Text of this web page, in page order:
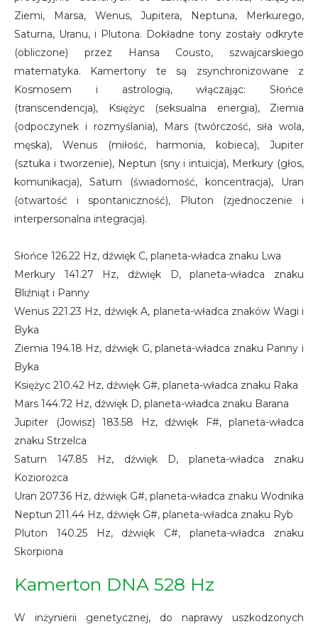
Ziemi, Marsa, Wenus, Jupitera, Neptuna, Merkurego,
Saturna, Uranu, i Plutona. Dokładne tony zostały odkryte
(obliczone) przez Hansa Cousto, szwajcarskiego
matematyka. Kamertony te są zsynchronizowane z
Kosmosem i astrologią, włączając: Słońce
(transcendencja), Księżyc (seksualna energia), Ziemia
(odpoczynek i rozmyślania), Mars (twórczość, siła wola,
męska), Wenus (miłość, harmonia, kobieca), Jupiter
(sztuka i tworzenie), Neptun (sny i intuicja), Merkury (głos,
komunikacja), Saturn (świadomość, koncentracja), Uran
(otwartość i spontaniczność), Pluton (zjednoczenie i
interpersonalna integracja).
Słońce 126.22 Hz, dźwięk C, planeta-władca znaku Lwa
Merkury 141.27 Hz, dźwięk D, planeta-władca znaku
Bliźniąt i Panny
Wenus 221.23 Hz, dźwięk A, planeta-władca znaków Wagi i
Byka
Ziemia 194.18 Hz, dźwięk G, planeta-władca znaku Panny i
Byka
Księżyc 210.42 Hz, dźwięk G#, planeta-władca znaku Raka
Mars 144.72 Hz, dźwięk D, planeta-władca znaku Barana
Jupiter (Jowisz) 183.58 Hz, dźwięk F#, planeta-władca
znaku Strzelca
Saturn 147.85 Hz, dźwięk D, planeta-władca znaku
Koziorożca
Uran 207.36 Hz, dźwięk G#, planeta-władca znaku Wodnika
Neptun 211.44 Hz, dźwięk G#, planeta-władca znaku Ryb
Pluton 140.25 Hz, dźwięk C#, planeta-władca znaku
Skorpiona
Kamerton DNA 528 Hz
W inżynierii genetycznej, do naprawy uszkodzonych